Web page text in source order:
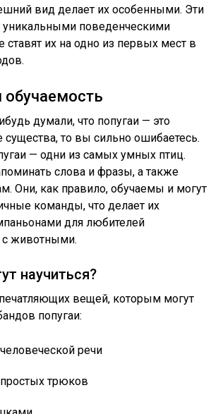
вид делает их особенными. Эти
поведенческими
ставят их на одно из первых мест в
обучаемость
думали, что попугаи — это
существа, то вы сильно ошибаетесь.
— одни из самых умных птиц.
слова и фразы, а также
Они, как правило, обучаемы и могут
команды, что делает их
для любителей
с животными.
научиться?
вещей, которым могут
попугаи:
речи
трюков